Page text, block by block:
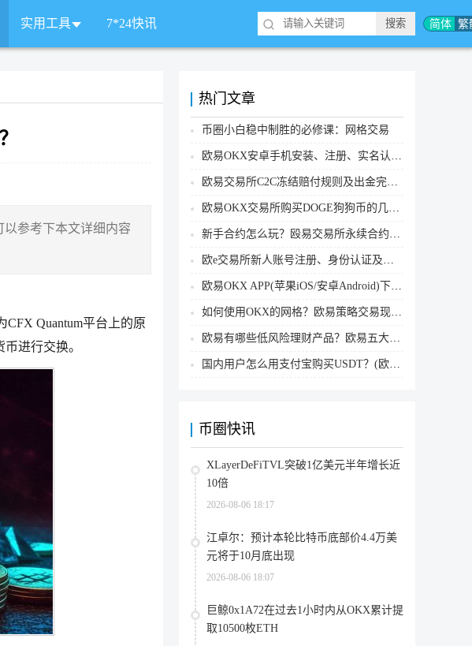
简体 繁
实用工具 7*24快讯
参考下本文详细内容
Quantum平台上的原
进行交换。
热门文章
币圈小白稳中制胜的必修课：网格交易
欧易OKX安卓手机安装、注册、实名认证、买币转账新手实操教程
欧易交易所C2C冻结赔付规则及出金完整流程
欧易OKX交易所购买DOGE狗狗币的几个方式汇总
新手合约怎么玩？殴易交易所永续合约操作步骤教程(APP/Web端)
欧e交易所新人账号注册、身份认证及安全设置教程
欧易OKX APP(苹果iOS/安卓Android)下载图文教程
如何使用OKX的网格？欧易策略交易现货网格新手操作流程
欧易有哪些低风险理财产品？欧易五大低风险理财产品详细介绍
国内用户怎么用支付宝购买USDT？(欧易交易所为例)
币圈快讯
XLayerDeFiTVL突破1亿美元半年增长近
10倍
2026-08-06 18:17
江卓尔：预计本轮比特币底部价4.4万美
元将于10月底出现
2026-08-06 18:07
巨鲸0x1A72在过去1小时内从OKX累计提
取10500枚ETH